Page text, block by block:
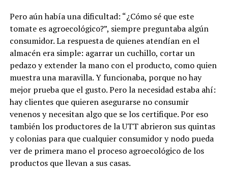
Pero aún había una dificultad: “¿Cómo sé que este
tomate es agroecológico?”, siempre preguntaba algún
consumidor. La respuesta de quienes atendían en el
almacén era simple: agarrar un cuchillo, cortar un
pedazo y extender la mano con el producto, como quien
muestra una maravilla. Y funcionaba, porque no hay
mejor prueba que el gusto. Pero la necesidad estaba ahí:
hay clientes que quieren asegurarse no consumir
venenos y necesitan algo que se los certifique. Por eso
también los productores de la UTT abrieron sus quintas
y colonias para que cualquier consumidor y nodo pueda
ver de primera mano el proceso agroecológico de los
productos que llevan a sus casas.